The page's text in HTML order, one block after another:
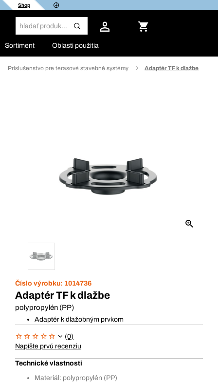
Shop
Sortiment Oblasti použitia
Príslušenstvo pre terasové stavebné systémy Adaptér TF k dlažbe
Číslo výrobku: 1014736
Adaptér TF k dlažbe
polypropylén (PP)
Adaptér k dlažobným prvkom
(0)
Napíšte prvú recenziu
Technické vlastnosti
Materiál: polypropylén (PP)